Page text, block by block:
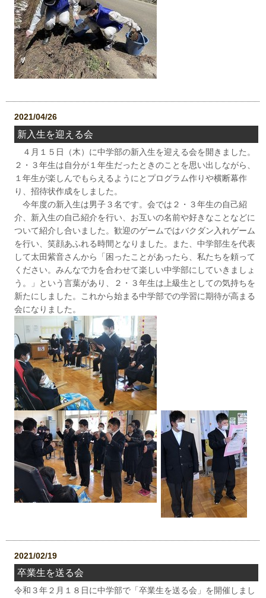
2021/04/26
新入生を迎える会
４月１５日（木）に中学部の新入生を迎える会を開きました。
２・３年生は自分が１年生だったときのことを思い出しながら、
１年生が楽しんでもらえるようにとプログラム作りや横断幕作
り、招待状作成をしました。
今年度の新入生は男子３名です。会では２・３年生の自己紹
介、新入生の自己紹介を行い、お互いの名前や好きなことなどに
ついて紹介し合いました。歓迎のゲームではバクダン入れゲーム
を行い、笑顔あふれる時間となりました。また、中学部生を代表
して太田紫音さんから「困ったことがあったら、私たちを頼って
ください。みんなで力を合わせて楽しい中学部にしていきましょ
う。」という言葉があり、２・３年生は上級生としての気持ちを
新たにしました。これから始まる中学部での学習に期待が高まる
会になりました。
2021/02/19
卒業生を送る会
令和３年２月１８日に中学部で「卒業生を送る会」を開催しまし